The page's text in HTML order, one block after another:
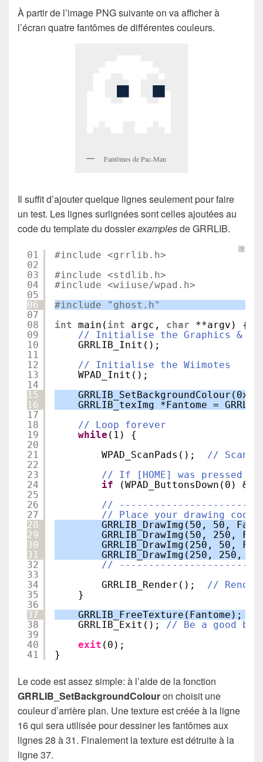
À partir de l’image PNG suivante on va afficher à
l’écran quatre fantômes de différentes couleurs.
Fantômes de Pac-Man
Il suffit d’ajouter quelque lignes seulement pour faire
un test. Les lignes surlignées sont celles ajoutées au
code du template du dossierexamplesde GRRLIB.
?
01
02
03
04
05
06
07
08
09
10
11
12
13
14
15
16
17
18
19
20
21
22
23
24
25
26
27
28
29
30
31
32
33
34
35
36
37
38
39
40
41
#include <grrlib.h>
#include <stdlib.h>
#include <wiiuse/wpad.h>
#include "ghost.h"
int main( int argc, char
**argv) {
// Initialise the Graphics &
GRRLIB_Init();
// Initialise the Wiimotes
WPAD_Init();
GRRLIB_texImg *Fantome =
// Loop forever
while (1) {
WPAD_ScanPads(); // Scan
// If [HOME] was pressed
if
(WPAD_ButtonsDown(0) &
//
// Place your drawing code
GRRLIB_DrawImg(50, 50,
GRRLIB_DrawImg(50, 250,
GRRLIB_DrawImg(250, 50,
GRRLIB_DrawImg(250, 250,
//
GRRLIB_Render(); //
}
GRRLIB_FreeTexture(Fantome);
GRRLIB_Exit(); // Be a good
exit (0);
}
Le code est assez simple: à l’aide de la fonction
GRRLIB_SetBackgroundColouron choisit une
couleur d’arrière plan. Une texture est créée à la ligne
16 qui sera utilisée pour dessiner les fantômes aux
lignes 28 à 31. Finalement la texture est détruite à la
ligne 37.